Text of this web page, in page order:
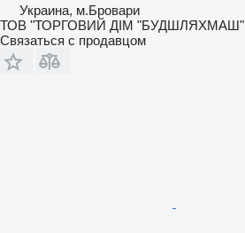
Украина, м.Бровари
ТОВ "ТОРГОВИЙ ДІМ "БУДШЛЯХМАШ"
Связаться с продавцом